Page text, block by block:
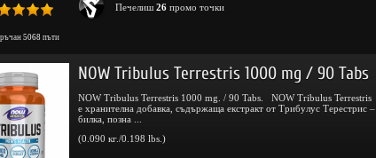
5068 пъти
Печелиш 26 промо точки
NOW Tribulus Terrestris 1000 mg / 90 Tabs
NOW Tribulus Terrestris 1000 mg. / 90 Tabs. NOW Tribulus Terrestris
е хранителна добавка, съдържаща екстракт от Трибулус Терестрис –
билка, позна ...
(0.090 кг./0.198 lbs.)